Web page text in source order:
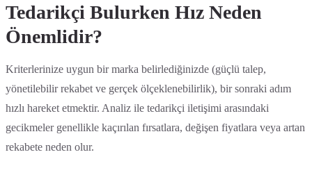
Tedarikçi Bulurken Hız Neden
Önemlidir?
Kriterlerinize uygun bir marka belirlediğinizde (güçlü talep,
yönetilebilir rekabet ve gerçek ölçeklenebilirlik), bir sonraki adım
hızlı hareket etmektir. Analiz ile tedarikçi iletişimi arasındaki
gecikmeler genellikle kaçırılan fırsatlara, değişen fiyatlara veya artan
rekabete neden olur.